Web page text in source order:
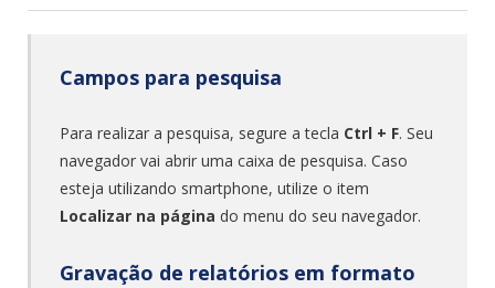
Campos para pesquisa
Para realizar a pesquisa, segure a tecla Ctrl + F. Seu
navegador vai abrir uma caixa de pesquisa. Caso
esteja utilizando smartphone, utilize o item
Localizar na página do menu do seu navegador.
Gravação de relatórios em formato